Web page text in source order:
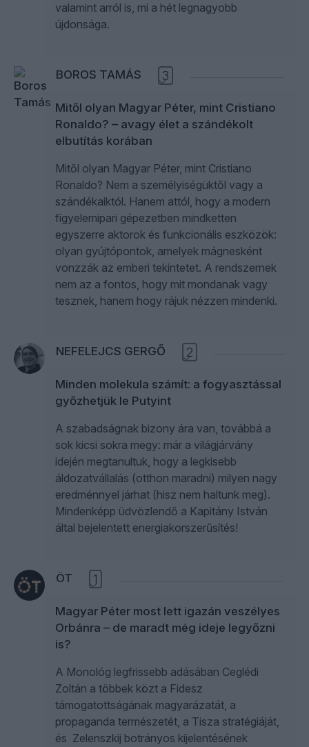
valamint arról is, mi a hét legnagyobb
újdonsága.
BOROS TAMÁS 3
Mitől olyan Magyar Péter, mint Cristiano
Ronaldo? – avagy élet a szándékolt
elbutítás korában
Mitől olyan Magyar Péter, mint Cristiano
Ronaldo? Nem a személyiségüktől vagy a
szándékaiktól. Hanem attól, hogy a modern
figyelemipari gépezetben mindketten
egyszerre aktorok és funkcionális eszközök:
olyan gyújtópontok, amelyek mágnesként
vonzzák az emberi tekintetet. A rendszernek
nem az a fontos, hogy mit mondanak vagy
tesznek, hanem hogy rájuk nézzen mindenki.
NEFELEJCS GERGŐ 2
Minden molekula számít: a fogyasztással
győzhetjük le Putyint
A szabadságnak bizony ára van, továbbá a
sok kicsi sokra megy: már a világjárvány
idején megtanultuk, hogy a legkisebb
áldozatvállalás (otthon maradni) milyen nagy
eredménnyel járhat (hisz nem haltunk meg).
Mindenképp üdvözlendő a Kapitány István
által bejelentett energiakorszerűsítés!
ÖT 1
Magyar Péter most lett igazán veszélyes
Orbánra – de maradt még ideje legyőzni
is?
A Monológ legfrissebb adásában Ceglédi
Zoltán a többek közt a Fidesz
támogatottságának magyarázatát, a
propaganda természetét, a Tisza stratégiáját,
és Zelenszkij botrányos kijelentésének